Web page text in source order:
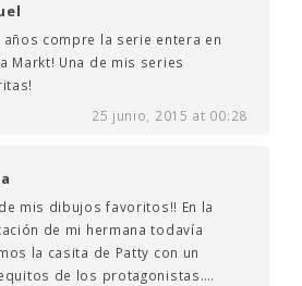
años compre la serie entera en
Markt! Una de mis series
25 junio, 2015 at 00:28
mis dibujos favoritos!! En la
de mi hermana todavía
la casita de Patty con un
de los protagonistas….